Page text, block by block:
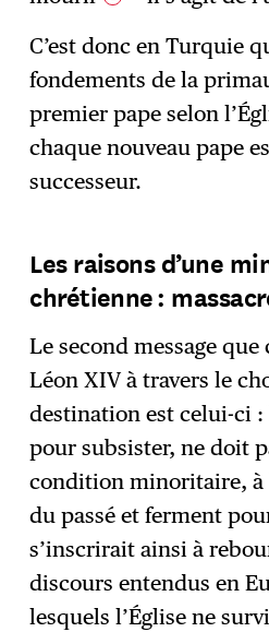
C’est donc en Turquie
fondements de la
premier pape selon
chaque nouveau pape
successeur.
Les raisons d’une
chrétienne :
Le second message
Léon XIV à travers le
destination est celui-ci
pour subsister, ne doit
condition minoritaire, à
du passé et ferment
s’inscrirait ainsi à
discours entendus en
lesquels l’Église ne